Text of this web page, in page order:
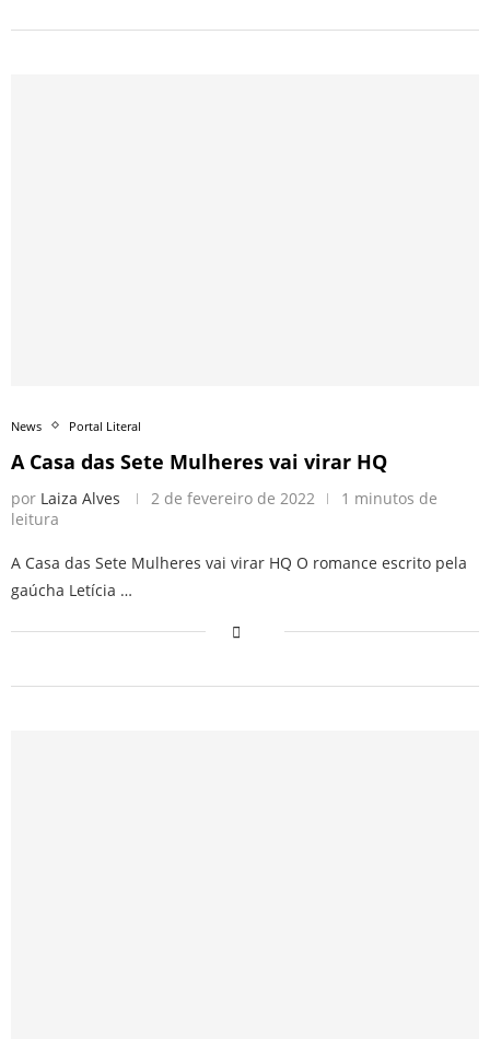
News Portal Literal
A Casa das Sete Mulheres vai virar HQ
por Laiza Alves 2 de fevereiro de 2022
1 minutos de
leitura
A Casa das Sete Mulheres vai virar HQ O romance escrito pela
gaúcha Letícia …